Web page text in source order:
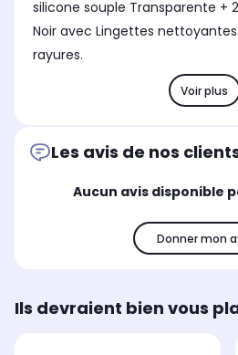
silicone souple Transparente +
Noir avec Lingettes
rayures.
Voir plus
Les avis de nos
Aucun avis disponible
Donner mon
Ils devraient bien vous